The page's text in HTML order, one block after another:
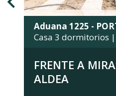
Aduana 1225 -
Casa 3 dormitorios
FRENTE A
ALDEA